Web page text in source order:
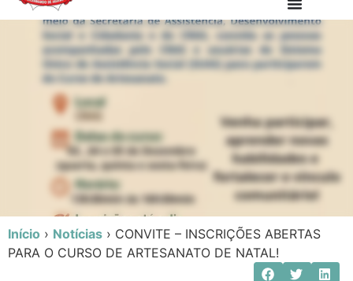
Início › Notícias › CONVITE – INSCRIÇÕES ABERTAS
PARA O CURSO DE ARTESANATO DE NATAL!